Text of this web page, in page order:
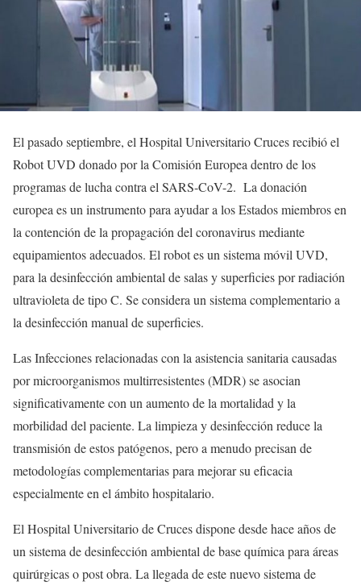
El pasado septiembre, el Hospital Universitario Cruces recibió el
Robot UVD donado por la Comisión Europea dentro de los
programas de lucha contra el SARS-CoV-2. La donación
europea es un instrumento para ayudar a los Estados miembros en
la contención de la propagación del coronavirus mediante
equipamientos adecuados. El robot es un sistema móvil UVD,
para la desinfección ambiental de salas y superficies por radiación
ultravioleta de tipo C. Se considera un sistema complementario a
la desinfección manual de superficies.
Las Infecciones relacionadas con la asistencia sanitaria causadas
por microorganismos multirresistentes (MDR) se asocian
significativamente con un aumento de la mortalidad y la
morbilidad del paciente. La limpieza y desinfección reduce la
transmisión de estos patógenos, pero a menudo precisan de
metodologías complementarias para mejorar su eficacia
especialmente en el ámbito hospitalario.
El Hospital Universitario de Cruces dispone desde hace años de
un sistema de desinfección ambiental de base química para áreas
quirúrgicas o post obra. La llegada de este nuevo sistema de